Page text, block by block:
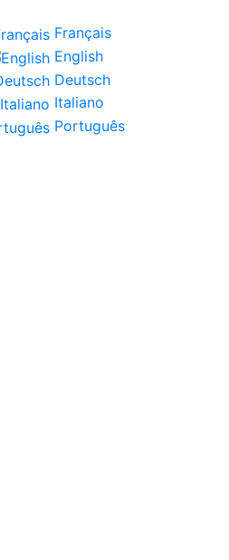
Français
English
Deutsch
Italiano
Português